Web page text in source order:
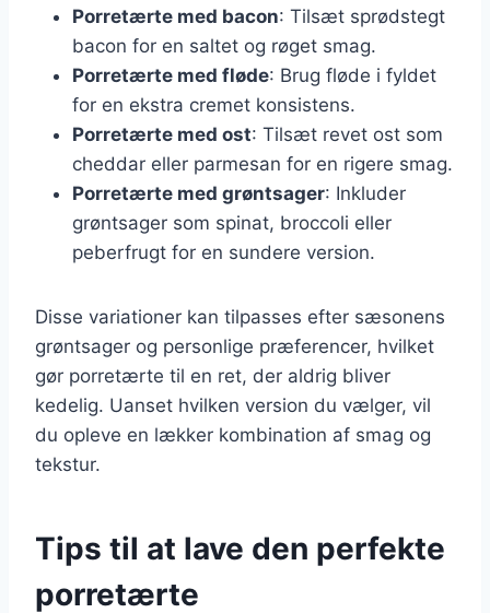
Porretærte med bacon: Tilsæt sprødstegt
bacon for en saltet og røget smag.
Porretærte med fløde: Brug fløde i fyldet
for en ekstra cremet konsistens.
Porretærte med ost: Tilsæt revet ost som
cheddar eller parmesan for en rigere smag.
Porretærte med grøntsager: Inkluder
grøntsager som spinat, broccoli eller
peberfrugt for en sundere version.
Disse variationer kan tilpasses efter sæsonens
grøntsager og personlige præferencer, hvilket
gør porretærte til en ret, der aldrig bliver
kedelig. Uanset hvilken version du vælger, vil
du opleve en lækker kombination af smag og
tekstur.
Tips til at lave den perfekte
porretærte